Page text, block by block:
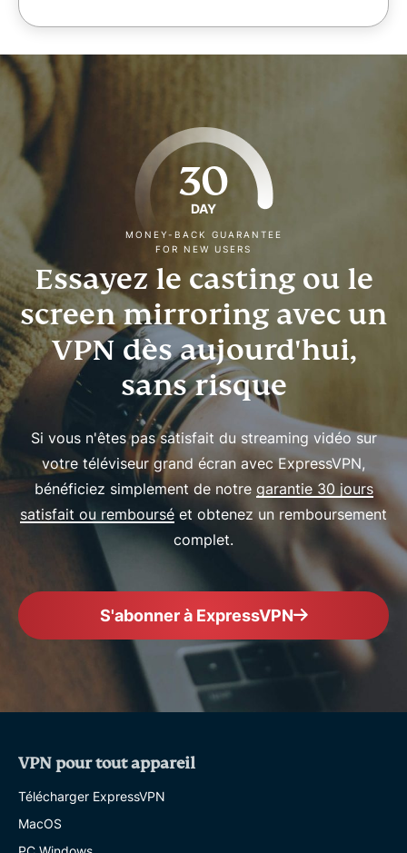
30
DAY
MONEY-BACK GUARANTEE
FOR NEW USERS
Essayez le casting ou le
screen mirroring avec un
VPN dès aujourd'hui,
sans risque
Si vous n'êtes pas satisfait du streaming vidéo sur
votre téléviseur grand écran avec ExpressVPN,
bénéficiez simplement de notre garantie 30 jours
satisfait ou remboursé et obtenez un remboursement
complet.
S'abonner à ExpressVPN
VPN pour tout appareil
Télécharger ExpressVPN
MacOS